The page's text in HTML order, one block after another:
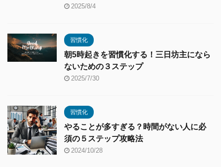
2025/8/4
習慣化
朝5時起きを習慣化する！三日坊主になら
ないための３ステップ
2025/7/30
習慣化
やることが多すぎる？時間がない人に必
須の５ステップ攻略法
2024/10/28